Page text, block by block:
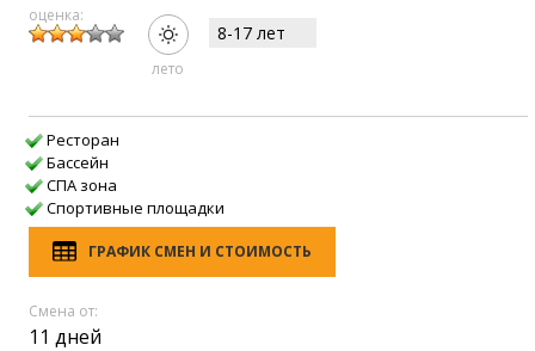
оценка:
лето
8-17 лет
Ресторан
Бассейн
СПА зона
Спортивные площадки
ГРАФИК СМЕН И СТОИМОСТЬ
Смена от:
11 дней